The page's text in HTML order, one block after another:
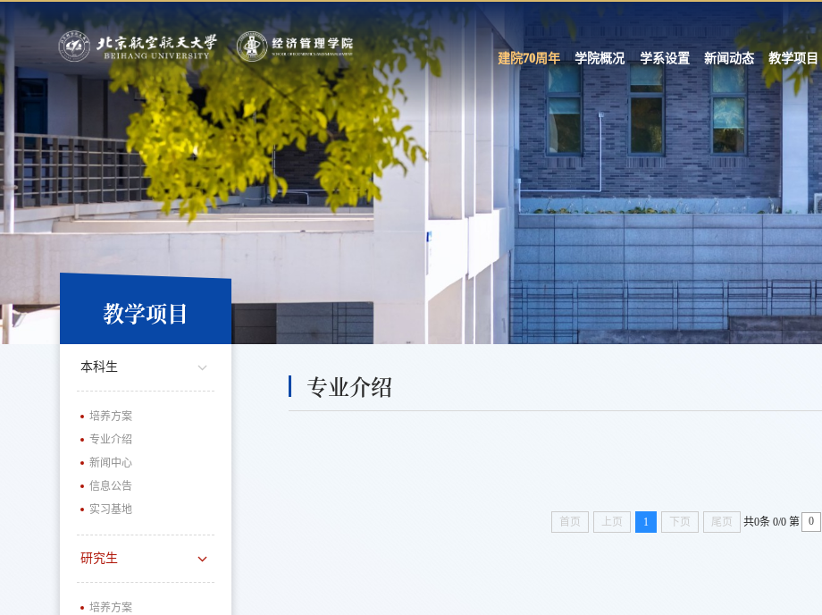
建院70周年
学院概况 学系设置 新闻动态 教学项目
教学项目
本科生
培养方案
专业介绍
新闻中心
信息公告
实习基地
研究生
培养方案
专业介绍
首页 上页 1 下页 尾页 共0条 0/0 第